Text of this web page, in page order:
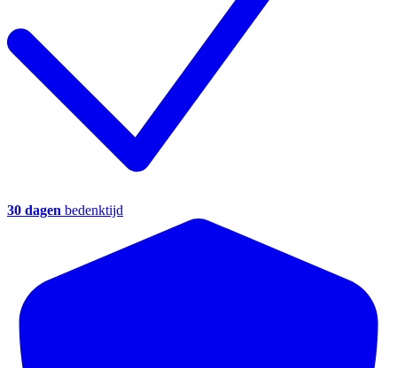
30 dagen bedenktijd